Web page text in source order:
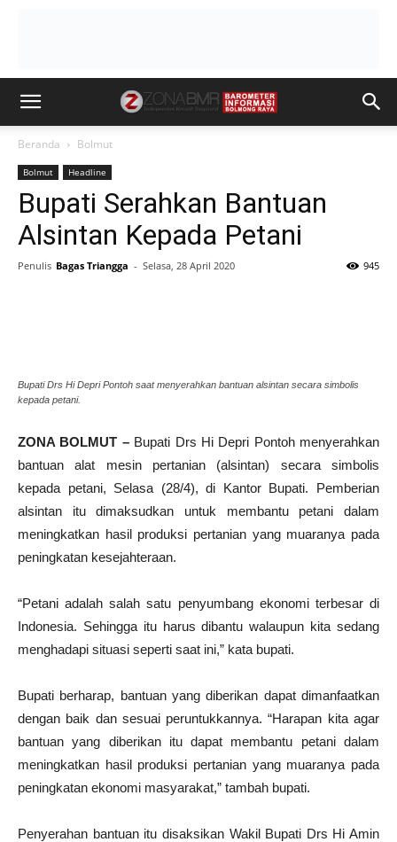
Beranda Bolmut
Bolmut Headline
Bupati Serahkan Bantuan
Alsintan Kepada Petani
Penulis Bagas Triangga - Selasa, 28 April 2020 945
Bupati Drs Hi Depri Pontoh saat menyerahkan bantuan alsintan secara simbolis
kepada petani.
ZONA BOLMUT – Bupati Drs Hi Depri Pontoh menyerahkan
bantuan alat mesin pertanian (alsintan) secara simbolis
kepada petani, Selasa (28/4), di Kantor Bupati. Pemberian
alsintan itu dimaksudkan untuk membantu petani dalam
meningkatkan hasil produksi pertanian yang muaranya pada
peningkatan kesejahteraan.
“Petani adalah salah satu penyumbang ekonomi terbesar di
Indonesia. Sehingga itu harus dibantu walaupun kita sedang
menghadapi situasi seperti saat ini,” kata bupati.
Bupati berharap, bantuan yang diberikan dapat dimanfaatkan
dengan baik dan sesuai peruntukkannya. “Harapan kita agar
bantuan yang diberikan itu dapat membantu petani dalam
meningkatkan hasil produksi pertanian yang muaranya pada
peningkatan ekonomi masyarakat,” tambah bupati.
Penyerahan bantuan itu disaksikan Wakil Bupati Drs Hi Amin